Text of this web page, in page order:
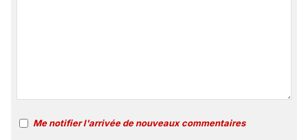
Me notifier l'arrivée de nouveaux commentaires